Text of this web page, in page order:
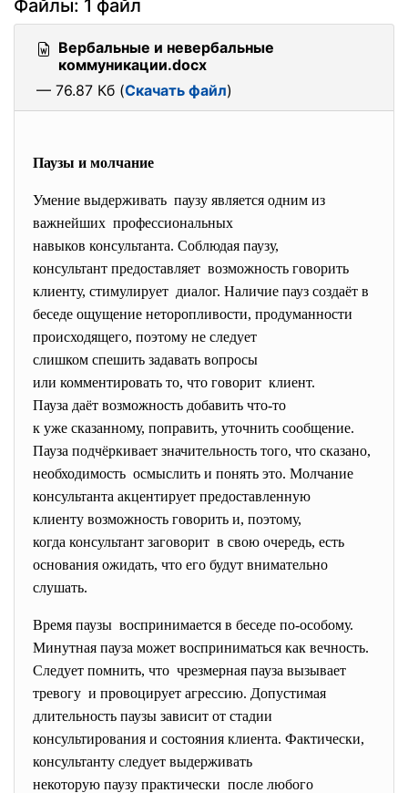
Файлы: 1 файл
Вербальные и невербальные
коммуникации.docx
— 76.87 Кб (Скачать файл)
Паузы и молчание
Умение выдерживать паузу является одним из
важнейших профессиональных
навыков консультанта. Соблюдая паузу,
консультант предоставляет возможность говорить
клиенту, стимулирует диалог. Наличие пауз создаёт в
беседе ощущение неторопливости, продуманности
происходящего, поэтому не следует
слишком спешить задавать вопросы
или комментировать то, что говорит клиент.
Пауза даёт возможность добавить что-то
к уже сказанному, поправить, уточнить сообщение.
Пауза подчёркивает значительность того, что сказано,
необходимость осмыслить и понять это. Молчание
консультанта акцентирует предоставленную
клиенту возможность говорить и, поэтому,
когда консультант заговорит в свою очередь, есть
основания ожидать, что его будут внимательно
слушать.
Время паузы воспринимается в беседе по-особому.
Минутная пауза может восприниматься как вечность.
Следует помнить, что чрезмерная пауза вызывает
тревогу и провоцирует агрессию. Допустимая
длительность паузы зависит от стадии
консультирования и состояния клиента. Фактически,
консультанту следует выдерживать
некоторую паузу практически после любого